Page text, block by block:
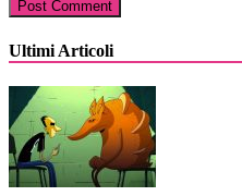
Ultimi Articoli